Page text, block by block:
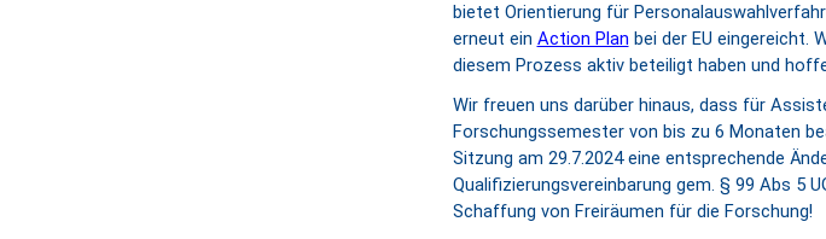
bietet Orientierung für
erneut ein Action Plan bei der EU eingereicht.
diesem Prozess aktiv beteiligt haben und
Wir freuen uns darüber hinaus, dass für
Forschungssemester von bis zu 6 Monaten
Sitzung am 29.7.2024 eine entsprechende
Qualifizierungsvereinbarung gem. § 99 Abs 5
Schaffung von Freiräumen für die Forschung!